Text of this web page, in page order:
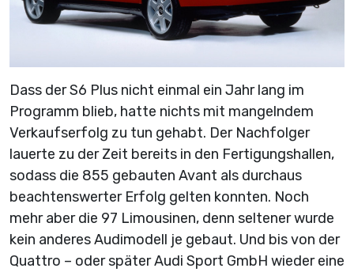
Dass der S6 Plus nicht einmal ein Jahr lang im
Programm blieb, hatte nichts mit mangelndem
Verkaufserfolg zu tun gehabt. Der Nachfolger
lauerte zu der Zeit bereits in den Fertigungshallen,
sodass die 855 gebauten Avant als durchaus
beachtenswerter Erfolg gelten konnten. Noch
mehr aber die 97 Limousinen, denn seltener wurde
kein anderes Audimodell je gebaut. Und bis von der
Quattro – oder später Audi Sport GmbH wieder eine